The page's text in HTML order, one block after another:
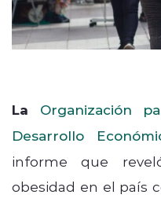
La Organización
Desarrollo
informe que
obesidad en el país